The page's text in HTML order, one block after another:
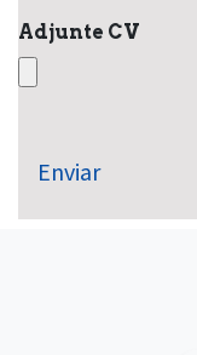
Adjunte CV
Enviar